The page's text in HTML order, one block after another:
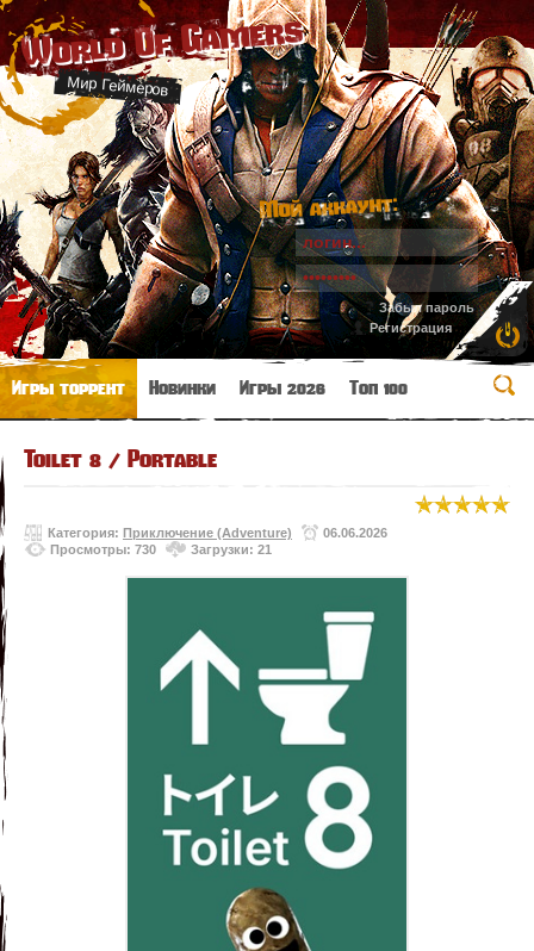
World Of Gamers
Мир Геймеров
Мой аккаунт:
Забыл пароль
Регистрация
Игры торрент Новинки Игры 2026 Топ 100
Toilet 8 / Portable
Категория: Приключение (Adventure)
06.06.2026
Просмотры: 730
Загрузки: 21